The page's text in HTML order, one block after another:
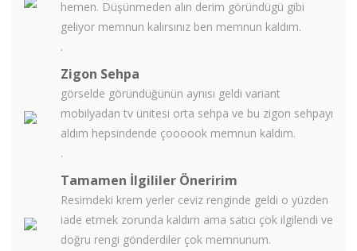
hemen. Düşünmeden alın derim göründügü gibi
geliyor memnun kalırsınız ben memnun kaldım.
.
Zigon Sehpa
görselde göründüğünün aynısı geldi variant
mobilyadan tv ünitesi orta sehpa ve bu zigon sehpayı
aldım hepsindende çoooook memnun kaldım.
.
Tamamen İlgililer Öneririm
Resimdeki krem yerler ceviz renginde geldi o yüzden
iade etmek zorunda kaldım ama satıcı çok ilgilendi ve
doğru rengi gönderdiler çok memnunum.